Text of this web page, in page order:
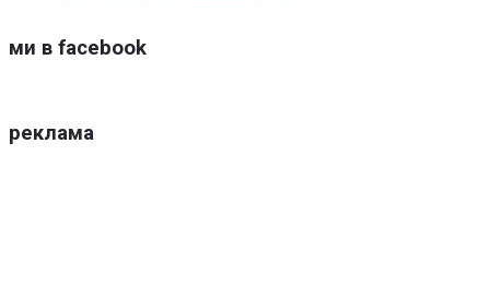
ми в facebook
реклама